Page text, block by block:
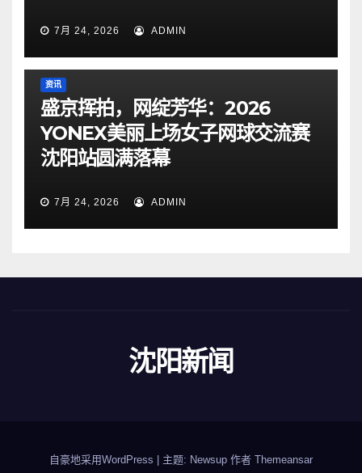
7月 24, 2026 ADMIN
资讯
盛京挥拍，网绽芳华：2026
YONEX美丽上场女子网球交流赛
沈阳站圆满落幕
7月 24, 2026 ADMIN
沈阳新闻
自豪地采用WordPress 主题: Newsup 作者 Themeansar